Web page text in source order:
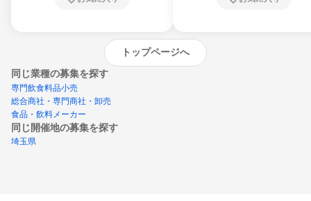
トップページへ
同じ業種の募集を探す
専門飲食料品小売
総合商社・専門商社・卸売
食品・飲料メーカー
同じ開催地の募集を探す
埼玉県